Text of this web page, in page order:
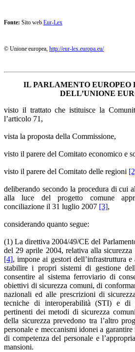
Fonte: Sito web Eur-Lex
© Unione europea, http://eur-lex.europa.eu/
IL PARLAMENTO EUROPEO
DELL’UNIONE
visto il trattato che istituisce la
l’articolo 71,
vista la proposta della Commissione,
visto il parere del Comitato economico e
visto il parere del Comitato delle regioni
deliberando secondo la procedura di cui
alla luce del progetto comune
conciliazione il 31 luglio 2007 [3],
considerando quanto segue:
(1) La direttiva 2004/49/CE del
del 29 aprile 2004, relativa alla
[4], impone ai gestori dell’infrastruttura
stabilire i propri sistemi di gestione
consentire al sistema ferroviario di
obiettivi di sicurezza comuni, di
nazionali ed alle prescrizioni di
tecniche di interoperabilità (STI) e di
pertinenti dei metodi di sicurezza
della sicurezza prevedono tra l’altro
personale e meccanismi idonei a
di competenza del personale e
mansioni.